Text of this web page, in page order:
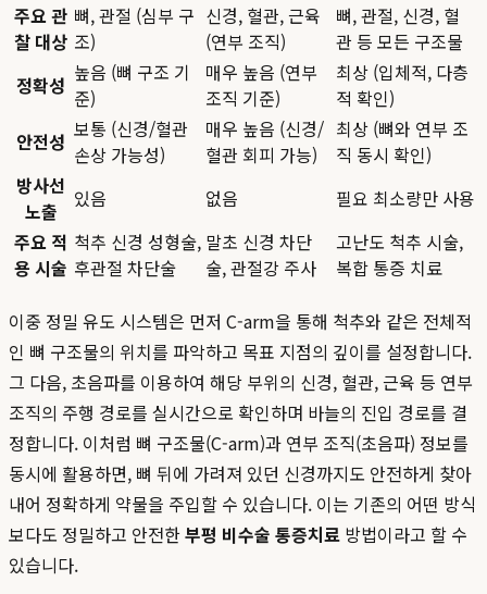
주요 관
찰 대상
뼈, 관절 (심부 구
조)
신경, 혈관, 근육
(연부 조직)
뼈, 관절, 신경, 혈
관 등 모든 구조물
정확성 높음 (뼈 구조 기
준)
매우 높음 (연부
조직 기준)
최상 (입체적, 다층
적 확인)
안전성 보통 (신경/혈관
손상 가능성)
매우 높음 (신경/
혈관 회피 가능)
최상 (뼈와 연부 조
직 동시 확인)
방사선
노출
있음 없음
필요 최소량만 사용
주요 적
용 시술
척추 신경 성형술,
후관절 차단술
말초 신경 차단
술, 관절강 주사
고난도 척추 시술,
복합 통증 치료
이중 정밀 유도 시스템은 먼저 C-arm을 통해 척추와 같은 전체적
인 뼈 구조물의 위치를 파악하고 목표 지점의 깊이를 설정합니다.
그 다음, 초음파를 이용하여 해당 부위의 신경, 혈관, 근육 등 연부
조직의 주행 경로를 실시간으로 확인하며 바늘의 진입 경로를 결
정합니다. 이처럼 뼈 구조물(C-arm)과 연부 조직(초음파) 정보를
동시에 활용하면, 뼈 뒤에 가려져 있던 신경까지도 안전하게 찾아
내어 정확하게 약물을 주입할 수 있습니다. 이는 기존의 어떤 방식
보다도 정밀하고 안전한부평 비수술 통증치료 방법이라고 할 수
있습니다.